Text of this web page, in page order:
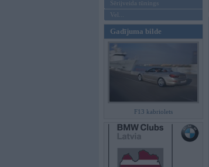
Sērijveida tūnings
Vel...
Gadījuma bilde
F13 kabriolets